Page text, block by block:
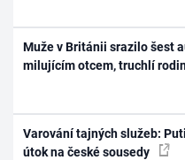
Muže v Británii srazilo šest
milujícím otcem, truchlí
Varování tajných služeb:
útok na české sousedy